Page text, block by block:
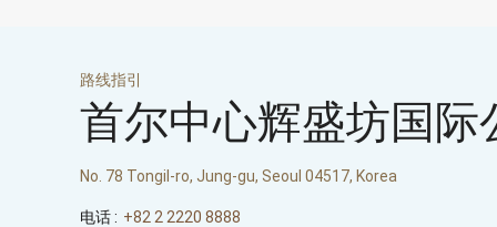
路线指引
首尔中心辉盛坊国际
No. 78 Tongil-ro, Jung-gu, Seoul 04517, Korea
电话 : +82 2 2220 8888